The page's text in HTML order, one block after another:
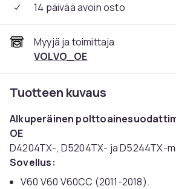
14 päivää avoin osto
Myyjä ja toimittaja
VOLVO_OE
Tuotteen kuvaus
Alkuperäinen
OE
D4204TX-, D5204TX- ja D5244TX-
Sovellus:
V60 V60 V60CC (2011-2018).